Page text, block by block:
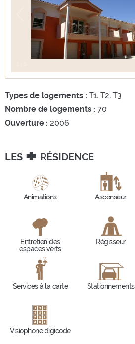
Types de logements : T1, T2, T3
Nombre de logements : 70
Ouverture : 2006
LES + RÉSIDENCE
Animations Ascenseur
Entretien des
espaces verts
Régisseur
Services à la carte Stationnements
Visiophone digicode